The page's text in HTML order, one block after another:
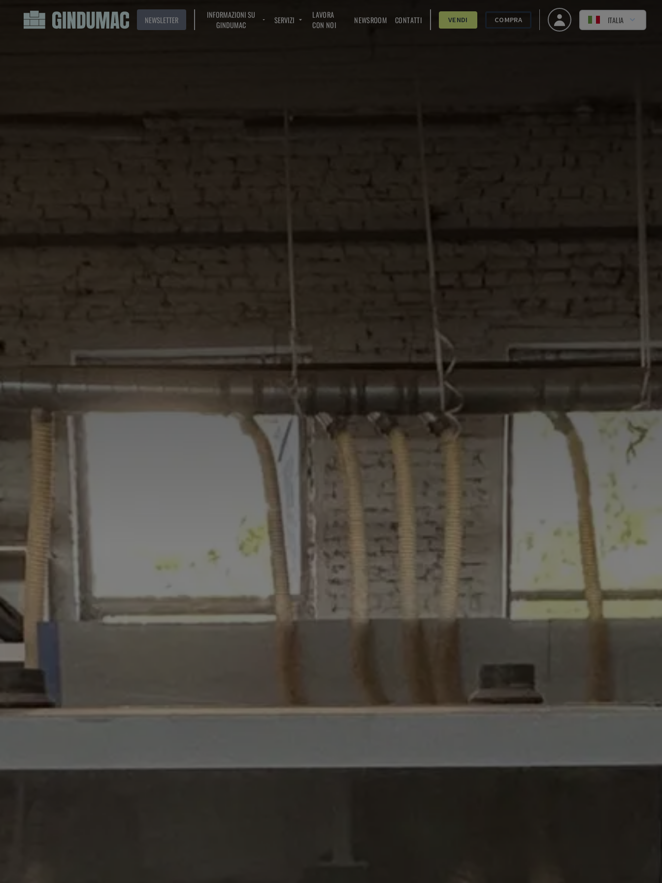
NEWSLETTER
INFORMAZIONI SU
GINDUMAC
SERVIZI
LAVORA
CON NOI
NEWSROOM CONTATTI VENDI COMPRA ITALIA